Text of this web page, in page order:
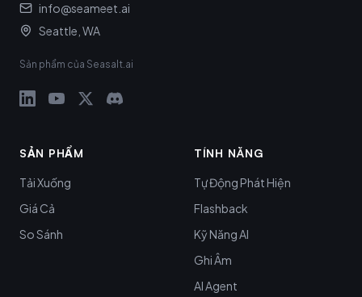
info@seameet.ai
Seattle, WA
Sản phẩm của Seasalt.ai
SẢN PHẨM
Tải Xuống
Giá Cả
So Sánh
TÍNH NĂNG
Tự Động Phát Hiện
Flashback
Kỹ Năng AI
Ghi Âm
AI Agent